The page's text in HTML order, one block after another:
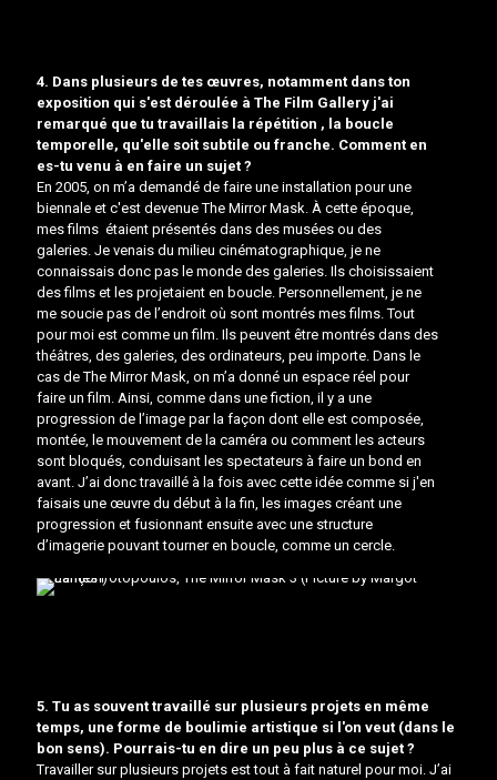
4. Dans plusieurs de tes œuvres, notamment dans ton
exposition qui s'est déroulée à The Film Gallery j'ai
remarqué que tu travaillais la répétition , la boucle
temporelle, qu'elle soit subtile ou franche. Comment en
es-tu venu à en faire un sujet ?
En 2005, on m’a demandé de faire une installation pour une
biennale et c'est devenue The Mirror Mask. À cette époque,
mes films étaient présentés dans des musées ou des
galeries. Je venais du milieu cinématographique, je ne
connaissais donc pas le monde des galeries. Ils choisissaient
des films et les projetaient en boucle. Personnellement, je ne
me soucie pas de l’endroit où sont montrés mes films. Tout
pour moi est comme un film. Ils peuvent être montrés dans des
théâtres, des galeries, des ordinateurs, peu importe. Dans le
cas de The Mirror Mask, on m’a donné un espace réel pour
faire un film. Ainsi, comme dans une fiction, il y a une
progression de l’image par la façon dont elle est composée,
montée, le mouvement de la caméra ou comment les acteurs
sont bloqués, conduisant les spectateurs à faire un bond en
avant. J’ai donc travaillé à la fois avec cette idée comme si j'en
faisais une œuvre du début à la fin, les images créant une
progression et fusionnant ensuite avec une structure
d’imagerie pouvant tourner en boucle, comme un cercle.
5. Tu as souvent travaillé sur plusieurs projets en même
temps, une forme de boulimie artistique si l'on veut (dans le
bon sens). Pourrais-tu en dire un peu plus à ce sujet ?
Travailler sur plusieurs projets est tout à fait naturel pour moi. J’ai